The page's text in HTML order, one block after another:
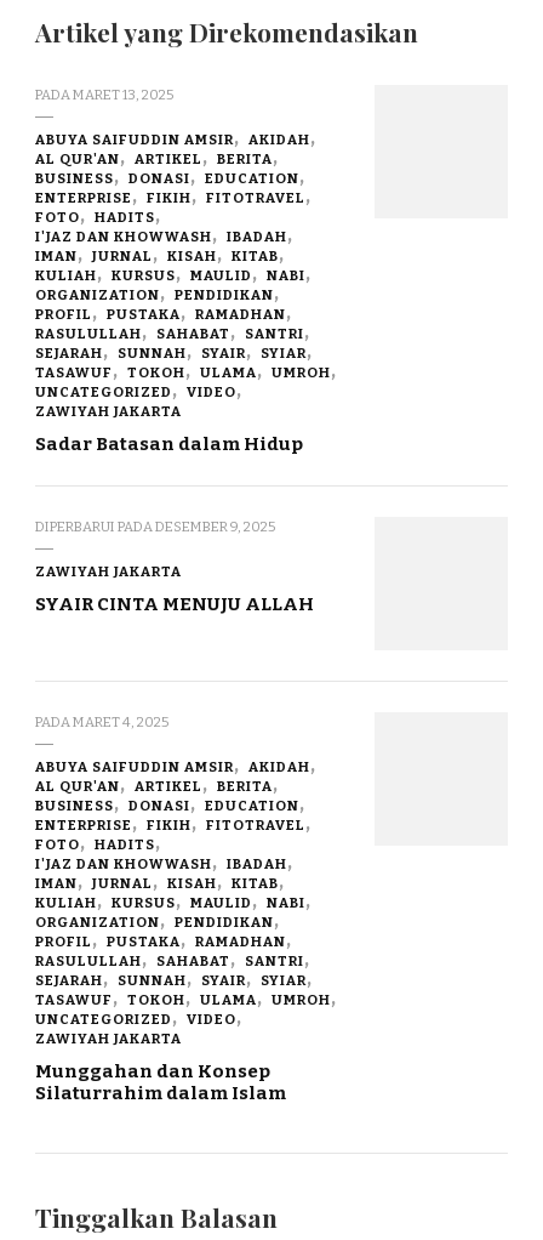
Artikel yang Direkomendasikan
PADAMARET 13, 2025
ABUYA SAIFUDDIN AMSIR
AKIDAH
AL QUR'AN
ARTIKEL
BERITA
BUSINESS
DONASI
EDUCATION
ENTERPRISE
FIKIH
FITOTRAVEL
FOTO
HADITS
I'JAZ DAN KHOWWASH
IBADAH
IMAN
JURNAL KISAH
KITAB
KULIAH
KURSUS MAULID
NABI
ORGANIZATION
PENDIDIKAN
PROFIL
PUSTAKA
RAMADHAN
RASULULLAH
SAHABAT
SANTRI
SEJARAH
SUNNAH SYAIR
SYIAR
TASAWUF
TOKOH ULAMA
UMROH
UNCATEGORIZED
VIDEO
ZAWIYAH JAKARTA
Sadar Batasan dalam Hidup
DIPERBARUI PADADESEMBER 9, 2025
ZAWIYAH JAKARTA
SYAIR CINTA MENUJU ALLAH
PADAMARET 4, 2025
ABUYA SAIFUDDIN AMSIR
AKIDAH
AL QUR'AN
ARTIKEL
BERITA
BUSINESS
DONASI
EDUCATION
ENTERPRISE
FIKIH
FITOTRAVEL
FOTO
HADITS
I'JAZ DAN KHOWWASH
IBADAH
IMAN
JURNAL KISAH
KITAB
KULIAH
KURSUS MAULID
NABI
ORGANIZATION
PENDIDIKAN
PROFIL
PUSTAKA
RAMADHAN
RASULULLAH
SAHABAT
SANTRI
SEJARAH
SUNNAH SYAIR
SYIAR
TASAWUF
TOKOH ULAMA
UMROH
UNCATEGORIZED
VIDEO
ZAWIYAH JAKARTA
Munggahan dan Konsep
Silaturrahim dalam Islam
Tinggalkan Balasan